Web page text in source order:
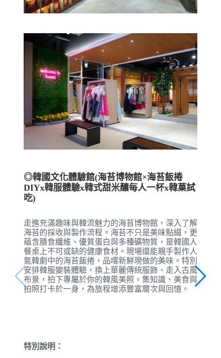
◎韓國文化體驗館(海苔博物館×海苔飯捲
DIYx韓服體驗x韓式甜米釀每人一杯x韓菓試
吃)
走進充滿趣味與韓流魅力的海苔博物館，深入了解
海苔的採收與製作流程。海苔不只是美味點綴，更
蘊含膳食纖維、優質蛋白與多種礦物質，是韓國人
餐桌上不可或缺的健康食材。現場還能親手製作人
氣韓劇中的海苔飯捲，品嚐新鮮現做的美味。特別
安排韓服變裝體驗，換上華麗傳統服飾、走入古風
布景，拍下專屬於你的韓風美照。集知識、美食與
拍照打卡於一身，為旅程增添豐富層次與回憶。
特別說明：